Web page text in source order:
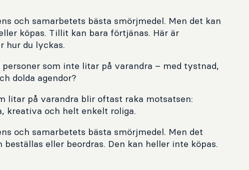
och samarbetets bästa smörjmedel. Men det kan
köpas. Tillit kan bara förtjänas. Här är
hur du lyckas.
som inte litar på varandra – med tystnad,
dolda agendor?
litar på varandra blir oftast raka motsatsen:
kreativa och helt enkelt roliga.
och samarbetets bästa smörjmedel. Men det
eller beordras. Den kan heller inte köpas.